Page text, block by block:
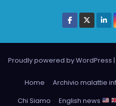
Proudly powered by WordPress |
Home Archivio malattie
Chi Siamo
English news